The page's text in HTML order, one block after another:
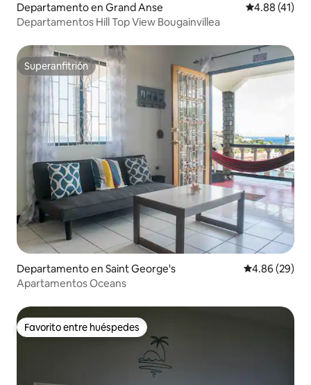
Departamento en Grand Anse Calificación
4.88 (41)
Departamentos Hill Top View Bougainvillea
Superanfitrión
Superanfitrión
Departamento en Saint George's Calificación
4.86 (29)
Apartamentos Oceans
Favorito entre huéspedes
Favorito entre huéspedes